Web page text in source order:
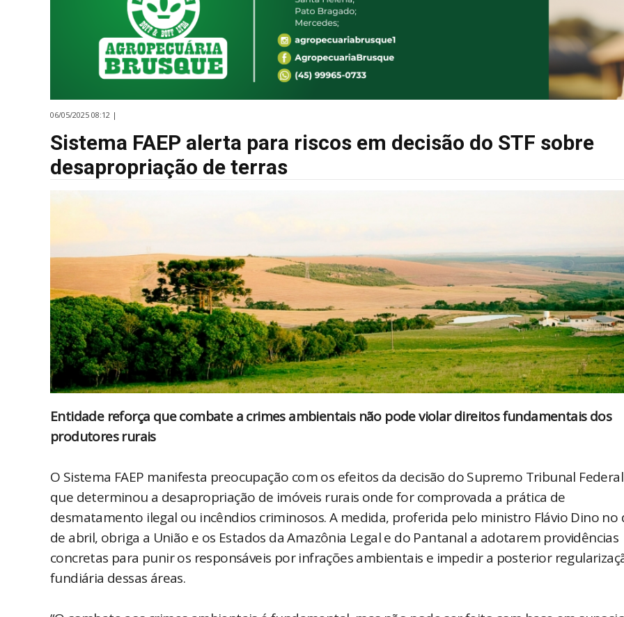
06/05/2025 08:12 |
Sistema FAEP alerta para riscos em decisão do STF sobre
desapropriação de terras
Entidade reforça que combate a crimes ambientais não pode violar direitos fundamentais dos
produtores rurais
O Sistema FAEP manifesta preocupação com os efeitos da decisão do Supremo Tribunal Federal
que determinou a desapropriação de imóveis rurais onde for comprovada a prática de
desmatamento ilegal ou incêndios criminosos. A medida, proferida pelo ministro Flávio Dino no
de abril, obriga a União e os Estados da Amazônia Legal e do Pantanal a adotarem providências
concretas para punir os responsáveis por infrações ambientais e impedir a posterior
fundiária dessas áreas.